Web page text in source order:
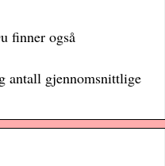
finner også
antall gjennomsnittlige